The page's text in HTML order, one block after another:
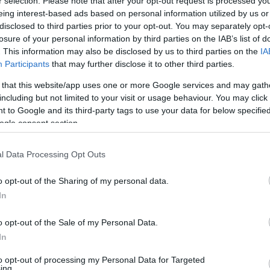
interest-based ads based on personal information utilized by us
to third parties prior to your opt-out. You may separately
of your personal information by third parties on the IAB’s list of
This information may also be disclosed by us to third parties on the
Participants that may further disclose it to other third parties.
that this website/app uses one or more Google services and may
but not limited to your visit or usage behaviour. You may
to Google and its third-party tags to use your data for below
consent section.
Data Processing Opt Outs
opt-out of the Sharing of my personal data.
opt-out of the Sale of my Personal Data.
opt-out of processing my Personal Data for Targeted
elsősorban európai uniós forrásból szeretnék
de a költségvetésbe beépítették az összes
a komplex dunai turisztikai fejlesztéssel együtt.